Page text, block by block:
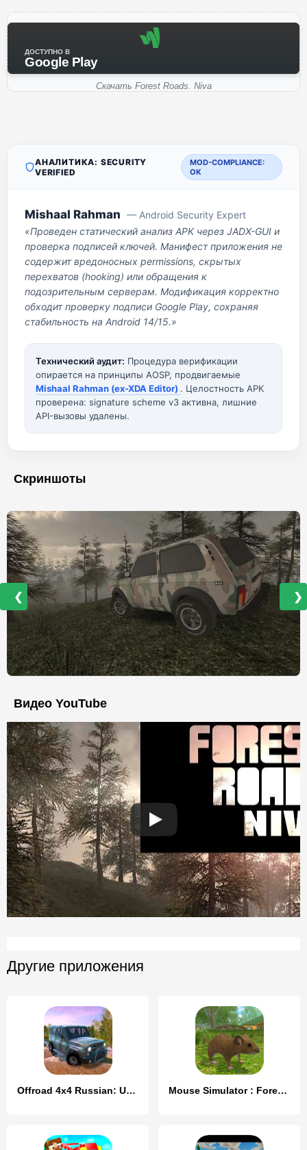
ДОСТУПНО В
Google Play
Скачать Forest Roads. Niva
АНАЛИТИКА: SECURITY
VERIFIED
MOD-COMPLIANCE:
OK
Mishaal Rahman — Android Security Expert
«Проведен статический анализ APK через JADX-GUI и
проверка подписей ключей. Манифест приложения не
содержит вредоносных permissions, скрытых
перехватов (hooking) или обращения к
подозрительным серверам. Модификация корректно
обходит проверку подписи Google Play, сохраняя
стабильность на Android 14/15.»
Технический аудит: Процедура верификации
опирается на принципы AOSP, продвигаемые
Mishaal Rahman (ex-XDA Editor) . Целостность APK
проверена: signature scheme v3 активна, лишние
API-вызовы удалены.
Скриншоты
❮ ❯
Видео YouTube
Другие приложения
Offroad 4x4 Russian: Uaz Niva Mouse Simulator : Forest Home